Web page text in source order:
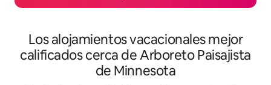
Los alojamientos vacacionales mejor
calificados cerca de Arboreto Paisajista
de Minnesota